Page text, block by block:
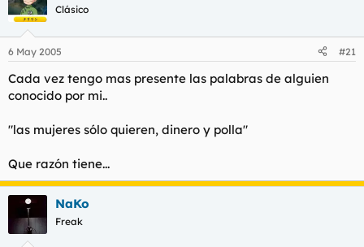
Clásico
6 May 2005 #21
Cada vez tengo mas presente las palabras de alguien
conocido por mi..
"las mujeres sólo quieren, dinero y polla"
Que razón tiene...
NaKo
Freak